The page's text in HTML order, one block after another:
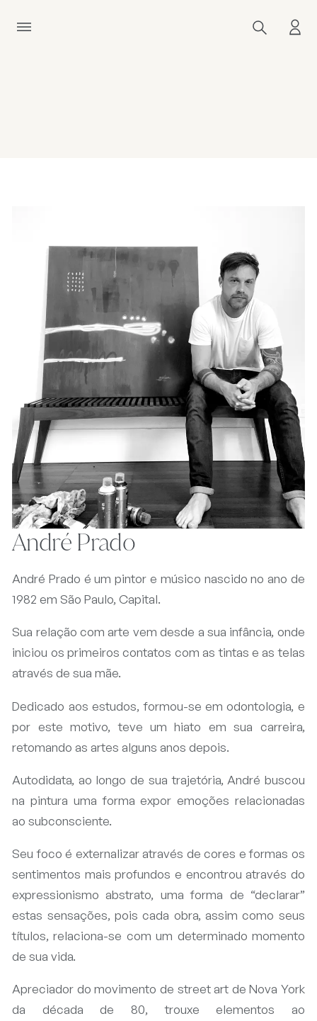
André Prado
André Prado é um pintor e músico nascido no ano de
1982 em São Paulo, Capital.
Sua relação com arte vem desde a sua infância, onde
iniciou os primeiros contatos com as tintas e as telas
através de sua mãe.
Dedicado aos estudos, formou-se em odontologia, e
por este motivo, teve um hiato em sua carreira,
retomando as artes alguns anos depois.
Autodidata, ao longo de sua trajetória, André buscou
na pintura uma forma expor emoções relacionadas
ao subconsciente.
Seu foco é externalizar através de cores e formas os
sentimentos mais profundos e encontrou através do
expressionismo abstrato, uma forma de “declarar”
estas sensações, pois cada obra, assim como seus
títulos, relaciona-se com um determinado momento
de sua vida.
Apreciador do movimento de street art de Nova York
da década de 80, trouxe elementos ao